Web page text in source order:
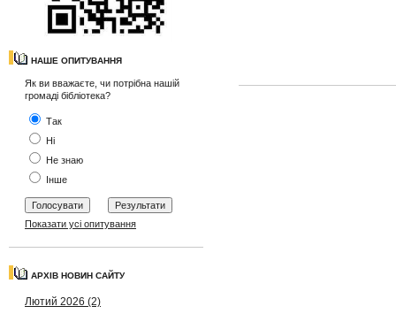
НАШЕ ОПИТУВАННЯ
Як ви вважаєте, чи потрібна нашій
громаді бібліотека?
Так
Ні
Не знаю
Інше
Показати усі опитування
АРХІВ НОВИН САЙТУ
Лютий 2026 (2)